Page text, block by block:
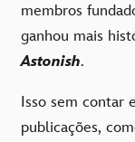
membros
ganhou mais
Astonish.
Isso sem contar
publicações,